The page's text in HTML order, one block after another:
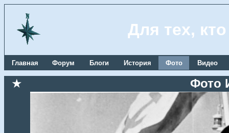
Для тех,
Главная Форум Блоги История Фото Видео
★ Фото